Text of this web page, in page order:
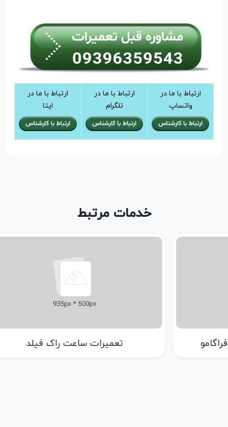
ارتباط با ما در
واتساپ
ارتباط با ما در
تلگرام
ارتباط با ما در
ایتا
خدمات مرتبط
تعمیرات ساعت راک فیلد